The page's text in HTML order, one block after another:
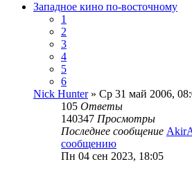
Западное кино по-восточному
1
2
3
4
5
6
Nick Hunter» Ср 31 май 2006,
105 Ответы
140347 Просмотры
Последнее сообщение
сообщению
Пн 04 сен 2023, 18:05